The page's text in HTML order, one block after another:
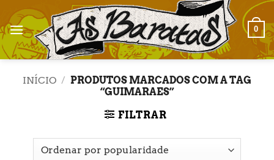
to
content
0
INÍCIO / PRODUTOS MARCADOS COM A TAG
“GUIMARAES”
FILTRAR